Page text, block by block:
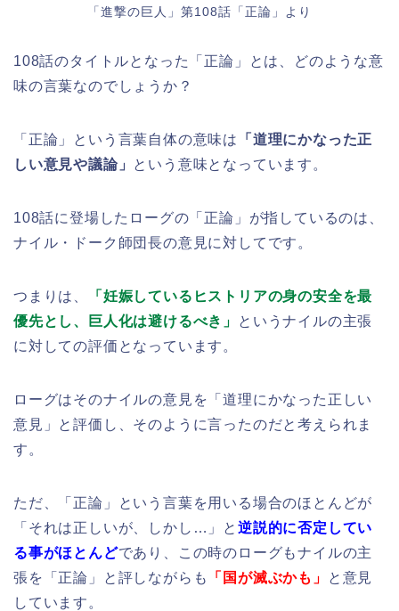
「進撃の巨人」第108話「正論」より
108話のタイトルとなった「正論」とは、どのような意
味の言葉なのでしょうか？
「正論」という言葉自体の意味は
「道理にかなった正
しい意見や議論」 という意味となっています。
108話に登場したローグの「正論」が指しているのは、
ナイル・ドーク師団長の意見に対してです。
つまりは、
「妊娠しているヒストリアの身の安全を最
優先とし、巨人化は避けるべき」
というナイルの主張
に対しての評価となっています。
ローグはそのナイルの意見を「道理にかなった正しい
意見」と評価し、そのように言ったのだと考えられま
す。
ただ、「正論」という言葉を用いる場合のほとんどが
「それは正しいが、しかし…」と 逆説的に否定してい
る事がほとんどであり、この時のローグもナイルの主
張を「正論」と評しながらも
「国が滅ぶかも」
と意見
しています。